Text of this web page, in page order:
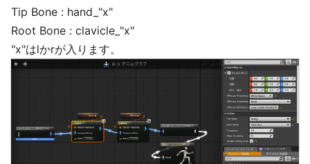
Tip Bone : hand_"x"
Root Bone : clavicle_"x"
"x"はlかrが入ります。